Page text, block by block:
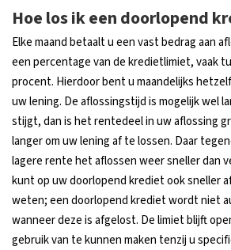
Hoe los ik een doorlopend
Elke maand betaalt u een vast bedrag aan
een percentage van de kredietlimiet, vaak
procent. Hierdoor bent u maandelijks
uw lening. De aflossingstijd is mogelijk wel
stijgt, dan is het rentedeel in uw aflossing
langer om uw lening af te lossen. Daar
lagere rente het aflossen weer sneller dan
kunt op uw doorlopend krediet ook sneller
weten; een doorlopend krediet wordt niet
wanneer deze is afgelost. De limiet blijft
gebruik van te kunnen maken tenzij u